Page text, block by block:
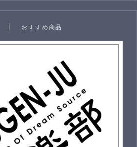
おすすめ商品